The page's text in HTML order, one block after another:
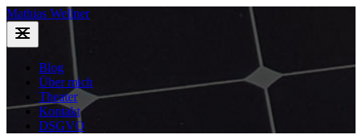
Mathias Wellner
Blog
Über mich
Theater
Kontakt
DSGVO